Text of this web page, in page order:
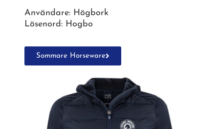
Användare: Högbork
Lösenord: Hogbo
Sommare Horseware